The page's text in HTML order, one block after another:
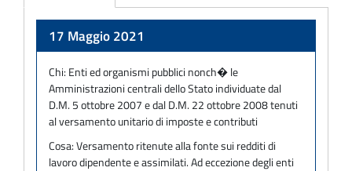
17 Maggio 2021
Chi: Enti ed organismi pubblici nonch� le
Amministrazioni centrali dello Stato individuate dal
D.M. 5 ottobre 2007 e dal D.M. 22 ottobre 2008 tenuti
al versamento unitario di imposte e contributi
Cosa:Versamento ritenute alla fonte sui redditi di
lavoro dipendente e assimilati. Ad eccezione degli enti